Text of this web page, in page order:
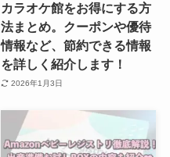
カラオケ館をお得にする方
法まとめ。クーポンや優待
情報など、節約できる情報
を詳しく紹介します！
2026年1月3日